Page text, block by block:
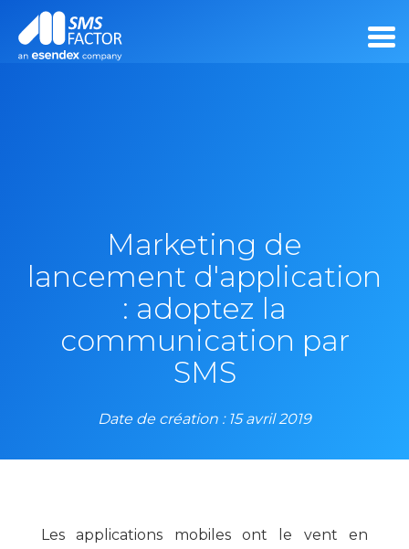
Marketing de
lancement d'application
: adoptez la
communication par
SMS
Date de création : 15 avril 2019
Les applications mobiles ont le vent en